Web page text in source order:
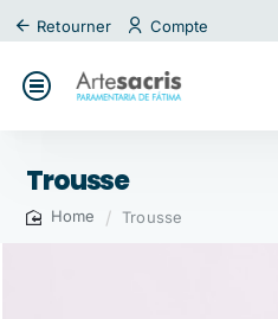
Retourner Compte
Trousse
Trousse